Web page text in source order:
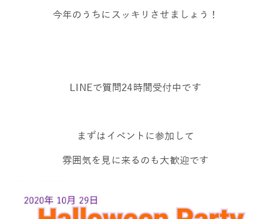
今年のうちにスッキリさせましょう！
LINEで質問24時間受付中です
まずはイベントに参加して
雰囲気を見に来るのも大歓迎です